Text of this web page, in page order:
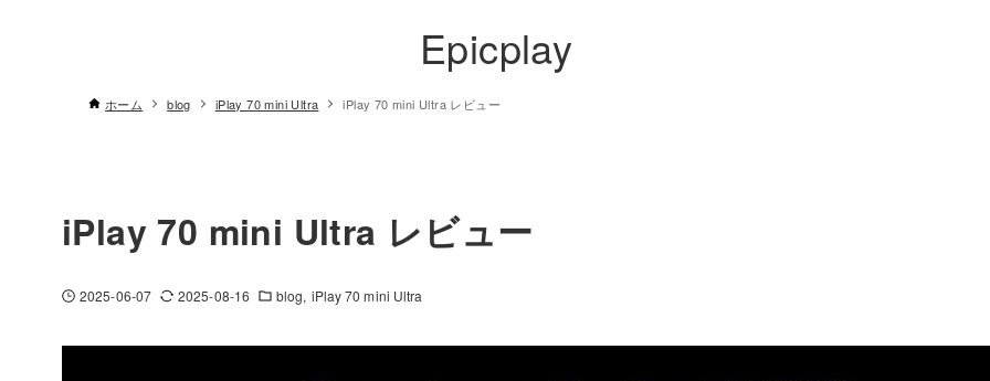
Epicplay
ホーム blog iPlay 70 mini Ultra iPlay 70 mini Ultra レビュー
iPlay 70 mini Ultra レビュー
2025-06-07 2025-08-16 blog iPlay 70 mini Ultra